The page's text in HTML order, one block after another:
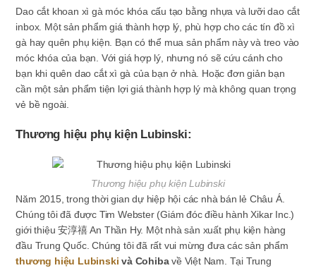
Dao cắt khoan xì gà móc khóa cấu tạo bằng nhựa và lưỡi dao cắt
inbox. Một sản phẩm giá thành hợp lý, phù hợp cho các tín đồ xì
gà hay quên phụ kiện. Bạn có thể mua sản phẩm này và treo vào
móc khóa của bạn. Với giá hợp lý, nhưng nó sẽ cứu cánh cho
bạn khi quên dao cắt xì gà của bạn ở nhà. Hoặc đơn giản bạn
cần một sản phẩm tiện lợi giá thành hợp lý mà không quan trọng
vẻ bề ngoài.
Thương hiệu phụ kiện Lubinski:
Thương hiệu phụ kiện Lubinski
Năm 2015, trong thời gian dự hiệp hội các nhà bán lẻ Châu Á.
Chúng tôi đã được Tim Webster (Giám đóc điều hành Xikar Inc.)
giới thiệu 安淳禧 An Thần Hy. Một nhà sản xuất phụ kiện hàng
đầu Trung Quốc. Chúng tôi đã rất vui mừng đưa các sản phẩm
thương hiệu Lubinski và Cohibavề Việt Nam. Tại Trung